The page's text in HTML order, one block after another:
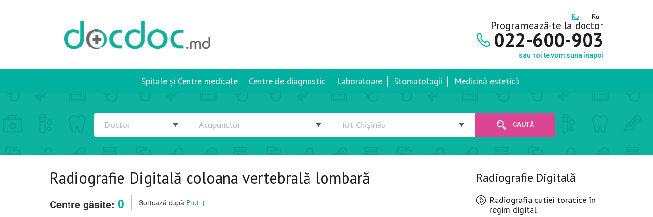
Ro Ru
Programează-te la doctor
022-600-903
sau noi te vom suna înapoi
Spitale și Centre medicale Centre de diagnostic Laboratoare Stomatologii Medicină estetică
CAUTĂ
Radiografie Digitală coloana vertebrală lombară
Centre găsite: 0 Sortează după Preț ↑
Radiografie Digitală
Radiografia cutiei toracice în
regim digital